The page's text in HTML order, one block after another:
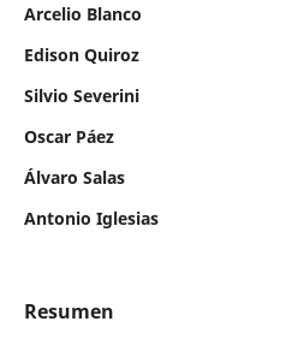
Arcelio Blanco
Edison Quiroz
Silvio Severini
Oscar Páez
Álvaro Salas
Antonio Iglesias
Resumen